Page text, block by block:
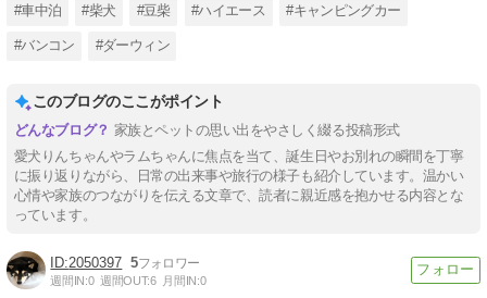
#車中泊 #柴犬 #豆柴 #ハイエース #キャンピングカー
#バンコン #ダーウィン
このブログのここがポイント
家族とペットの思い出をやさしく綴る投稿形式
愛犬りんちゃんやラムちゃんに焦点を当て、誕生日やお別れの瞬間を丁寧
に振り返りながら、日常の出来事や旅行の様子も紹介しています。温かい
心情や家族のつながりを伝える文章で、読者に親近感を抱かせる内容とな
っています。
2050397 5
週間IN:0 週間OUT:6 月間IN:0